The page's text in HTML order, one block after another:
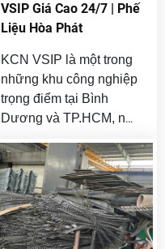
VSIP Giá Cao 24/7 | Phế
Liệu Hòa Phát
KCN VSIP là một trong
những khu công nghiệp
trọng điểm tại Bình
Dương và TP.HCM, nơi
máy, xưởng sản xuất
với lượng phế liệu phát
sinh mỗi ngày rất lớn.
Việc thu mua phế liệu
tại KCN VSIP 1, vsip 2 ,